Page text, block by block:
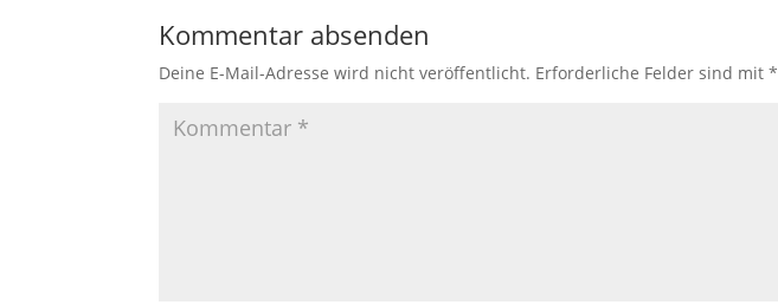
Kommentar absenden
Deine E-Mail-Adresse wird nicht veröffentlicht. Erforderliche Felder sind mit*